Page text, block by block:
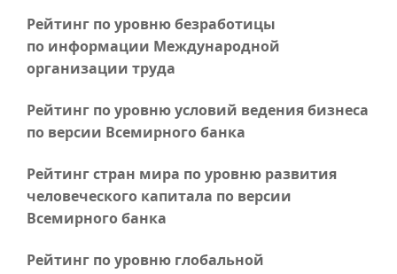
Рейтинг по уровню безработицы
по информации Международной
организации труда
Рейтинг по уровню условий ведения бизнеса
по версии Всемирного банка
Рейтинг стран мира по уровню развития
человеческого капитала по версии
Всемирного банка
Рейтинг по уровню глобальной